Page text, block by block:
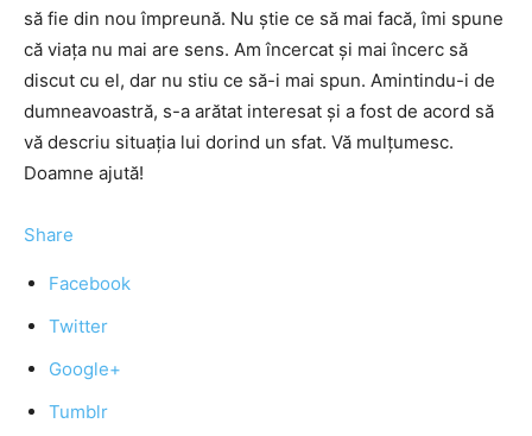
să fie din nou împreună. Nu știe ce să mai facă, îmi spune
că viața nu mai are sens. Am încercat și mai încerc să
discut cu el, dar nu stiu ce să-i mai spun. Amintindu-i de
dumneavoastră, s-a arătat interesat și a fost de acord să
vă descriu situația lui dorind un sfat. Vă mulțumesc.
Doamne ajută!
Share
Facebook
Twitter
Google+
Tumblr